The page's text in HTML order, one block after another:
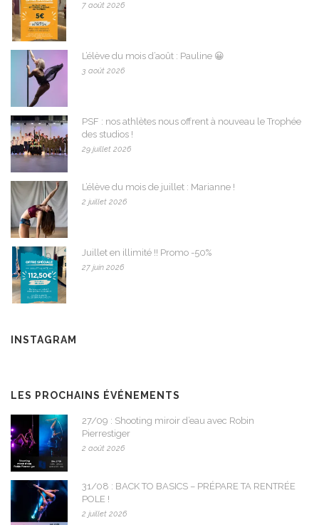
7 août 2026
L’élève du mois d’août : Pauline 😀
3 août 2026
PSF : nos athlètes nous offrent à nouveau le Trophée
des studios !
29 juillet 2026
L’élève du mois de juillet : Marianne !
2 juillet 2026
Juillet en illimité !! Promo -50%
27 juin 2026
INSTAGRAM
LES PROCHAINS ÉVÉNEMENTS
27/09 : Shooting miroir d’eau avec Robin
Pierrestiger
2 août 2026
31/08 : BACK TO BASICS – PRÉPARE TA RENTRÉE
POLE !
2 juillet 2026